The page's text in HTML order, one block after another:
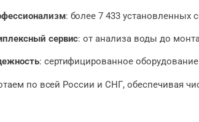
: более 7 433 установленных
сервис: от анализа воды до
: сертифицированное
по всей России и СНГ, обеспечивая